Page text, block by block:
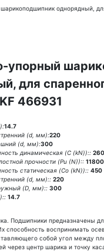
однорядный,
упорный
для
466931
14.7
(d, мм):220
(d, мм):300
динамическая (C (kN)):: 260
прочности (Pu (N)):: 11800
статическая (Co (kN)):: 450
(d, мм):: 220
(D, мм):: 300
14.7
Подшипники предназначены
способность воспринимать
собой угол между
через центр шарика и точку